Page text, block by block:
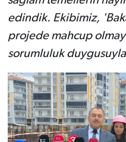
edindik. Ekibimiz,
projede mahcup
sorumluluk